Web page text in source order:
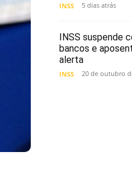
INSS 5 dias atrás
INSS suspende
bancos e
alerta
INSS 20 de outubro